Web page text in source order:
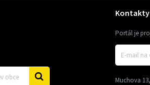
Kontakty
Portál je
Muchova